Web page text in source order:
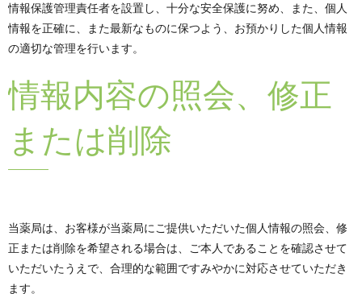
情報保護管理責任者を設置し、十分な安全保護に努め、また、個人
情報を正確に、また最新なものに保つよう、お預かりした個人情報
の適切な管理を行います。
情報内容の照会、修正
または削除
当薬局は、お客様が当薬局にご提供いただいた個人情報の照会、修
正または削除を希望される場合は、ご本人であることを確認させて
いただいたうえで、合理的な範囲ですみやかに対応させていただき
ます。